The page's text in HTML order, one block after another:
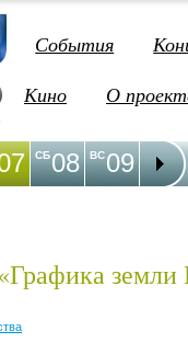
События
Кино О
08
СБ 09
ВС 10
ПН